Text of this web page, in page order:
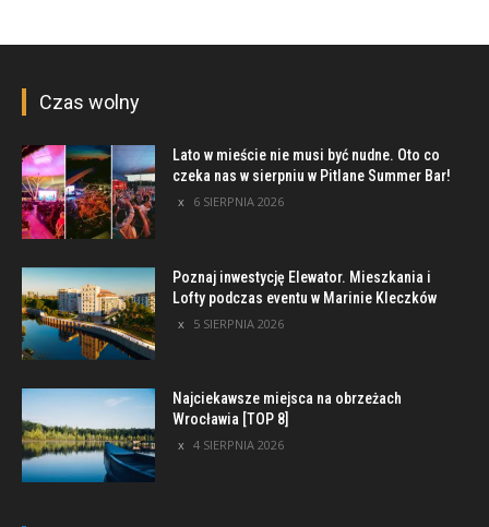
Czas wolny
Lato w mieście nie musi być nudne. Oto co
czeka nas w sierpniu w Pitlane Summer Bar!
6 SIERPNIA 2026
Poznaj inwestycję Elewator. Mieszkania i
Lofty podczas eventu w Marinie Kleczków
5 SIERPNIA 2026
Najciekawsze miejsca na obrzeżach
Wrocławia [TOP 8]
4 SIERPNIA 2026